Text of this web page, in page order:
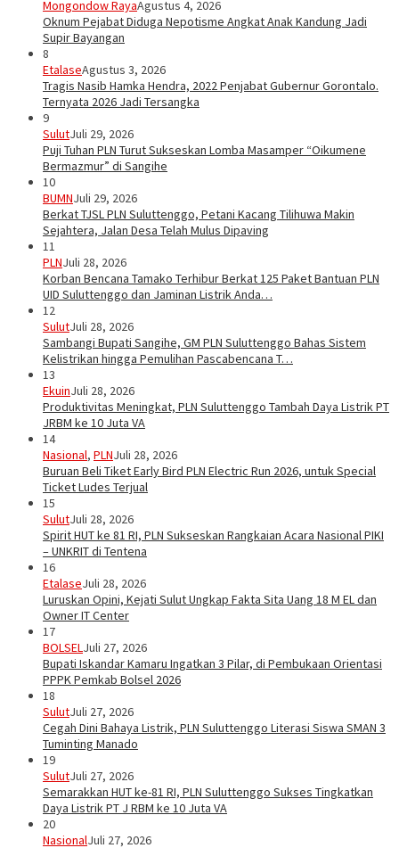
Mongondow RayaAgustus 4, 2026
Oknum Pejabat Diduga Nepotisme Angkat Anak Kandung Jadi
Supir Bayangan
8
EtalaseAgustus 3, 2026
Tragis Nasib Hamka Hendra, 2022 Penjabat Gubernur Gorontalo.
Ternyata 2026 Jadi Tersangka
9
SulutJuli 29, 2026
Puji Tuhan PLN Turut Sukseskan Lomba Masamper “Oikumene
Bermazmur” di Sangihe
10
BUMNJuli 29, 2026
Berkat TJSL PLN Suluttenggo, Petani Kacang Tilihuwa Makin
Sejahtera, Jalan Desa Telah Mulus Dipaving
11
PLNJuli 28, 2026
Korban Bencana Tamako Terhibur Berkat 125 Paket Bantuan PLN
UID Suluttenggo dan Jaminan Listrik Anda…
12
SulutJuli 28, 2026
Sambangi Bupati Sangihe, GM PLN Suluttenggo Bahas Sistem
Kelistrikan hingga Pemulihan Pascabencana T…
13
EkuinJuli 28, 2026
Produktivitas Meningkat, PLN Suluttenggo Tambah Daya Listrik PT
JRBM ke 10 Juta VA
14
Nasional, PLNJuli 28, 2026
Buruan Beli Tiket Early Bird PLN Electric Run 2026, untuk Special
Ticket Ludes Terjual
15
SulutJuli 28, 2026
Spirit HUT ke 81 RI, PLN Sukseskan Rangkaian Acara Nasional PIKI
– UNKRIT di Tentena
16
EtalaseJuli 28, 2026
Luruskan Opini, Kejati Sulut Ungkap Fakta Sita Uang 18 M EL dan
Owner IT Center
17
BOLSELJuli 27, 2026
Bupati Iskandar Kamaru Ingatkan 3 Pilar, di Pembukaan Orientasi
PPPK Pemkab Bolsel 2026
18
SulutJuli 27, 2026
Cegah Dini Bahaya Listrik, PLN Suluttenggo Literasi Siswa SMAN 3
Tuminting Manado
19
SulutJuli 27, 2026
Semarakkan HUT ke-81 RI, PLN Suluttenggo Sukses Tingkatkan
Daya Listrik PT J RBM ke 10 Juta VA
20
NasionalJuli 27, 2026